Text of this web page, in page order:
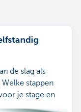
de slag als
stappen
je stage en
ze voor jou op